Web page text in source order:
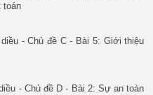
toán
- Chủ đề C - Bài 5: Giới thiệu
- Chủ đề D - Bài 2: Sự an toàn